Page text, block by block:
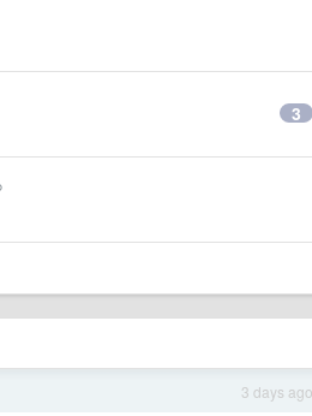
3
3 days ago